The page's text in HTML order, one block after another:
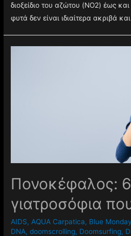
διοξείδιο του αζώτου (NO2) έως
φυτά δεν είναι ιδιαίτερα ακριβά και
Πονοκέφαλος:
γιατροσόφια
AIDS, AQUA Carpatica, Blue Monday
DNA,doomscrolling, Doomsurfing,